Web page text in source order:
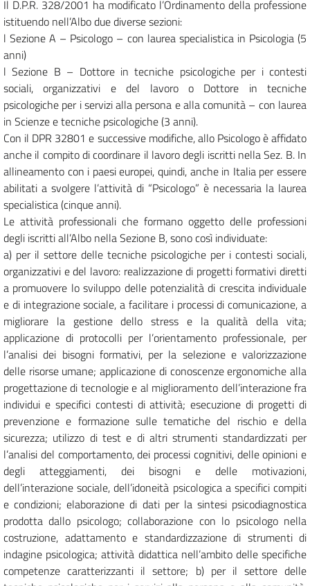
Il D.P.R. 328/2001 ha modificato l’Ordinamento della professione
istituendo nell’Albo due diverse sezioni:
l Sezione A – Psicologo – con laurea specialistica in Psicologia (5
anni)
l Sezione B – Dottore in tecniche psicologiche per i contesti
sociali, organizzativi e del lavoro o Dottore in tecniche
psicologiche per i servizi alla persona e alla comunità – con laurea
in Scienze e tecniche psicologiche (3 anni).
Con il DPR 32801 e successive modifiche, allo Psicologo è affidato
anche il compito di coordinare il lavoro degli iscritti nella Sez. B. In
allineamento con i paesi europei, quindi, anche in Italia per essere
abilitati a svolgere l’attività di “Psicologo” è necessaria la laurea
specialistica (cinque anni).
Le attività professionali che formano oggetto delle professioni
degli iscritti all’Albo nella Sezione B, sono così individuate:
a) per il settore delle tecniche psicologiche per i contesti sociali,
organizzativi e del lavoro: realizzazione di progetti formativi diretti
a promuovere lo sviluppo delle potenzialità di crescita individuale
e di integrazione sociale, a facilitare i processi di comunicazione, a
migliorare la gestione dello stress e la qualità della vita;
applicazione di protocolli per l’orientamento professionale, per
l’analisi dei bisogni formativi, per la selezione e valorizzazione
delle risorse umane; applicazione di conoscenze ergonomiche alla
progettazione di tecnologie e al miglioramento dell’interazione fra
individui e specifici contesti di attività; esecuzione di progetti di
prevenzione e formazione sulle tematiche del rischio e della
sicurezza; utilizzo di test e di altri strumenti standardizzati per
l’analisi del comportamento, dei processi cognitivi, delle opinioni e
degli atteggiamenti, dei bisogni e delle motivazioni,
dell’interazione sociale, dell’idoneità psicologica a specifici compiti
e condizioni; elaborazione di dati per la sintesi psicodiagnostica
prodotta dallo psicologo; collaborazione con lo psicologo nella
costruzione, adattamento e standardizzazione di strumenti di
indagine psicologica; attività didattica nell’ambito delle specifiche
competenze caratterizzanti il settore; b) per il settore delle